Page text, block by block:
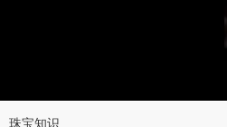
珠宝知识